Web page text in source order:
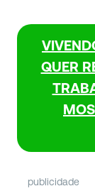
QUER
publicidade